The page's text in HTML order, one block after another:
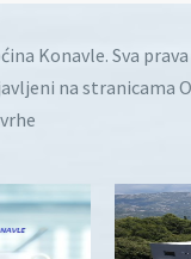
Konavle. Sva
na stranicama